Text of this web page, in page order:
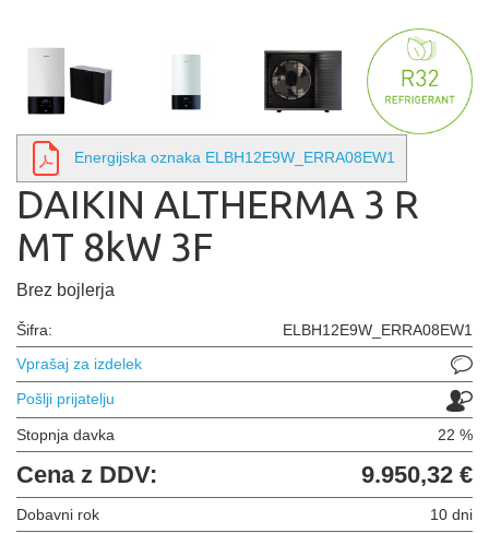
Energijska oznaka ELBH12E9W_ERRA08EW1
DAIKIN ALTHERMA 3 R
MT 8kW 3F
Brez bojlerja
Šifra:
ELBH12E9W_ERRA08EW1
Vprašaj za izdelek
Pošlji prijatelju
Stopnja davka 22 %
Cena z DDV: 9.950,32 €
Dobavni rok
10 dni